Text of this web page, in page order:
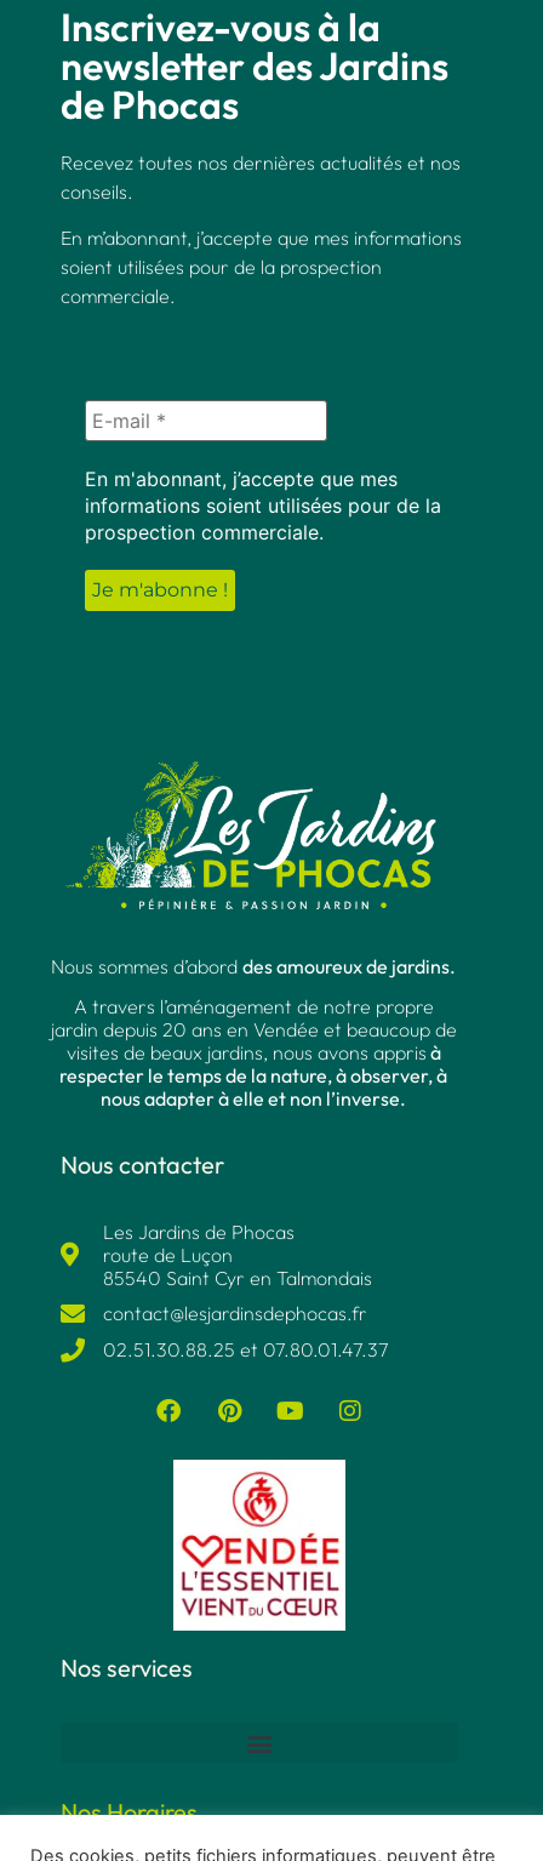
Inscrivez-vous à la
newsletter des Jardins
de Phocas
Recevez toutes nos dernières actualités et nos
conseils.
En m’abonnant, j’accepte que mes informations
soient utilisées pour de la prospection
commerciale.
En m'abonnant, j’accepte que mes
informations soient utilisées pour de la
prospection commerciale.
Nous sommes d’abord des amoureux de jardins.
A travers l’aménagement de notre propre
jardin depuis 20 ans en Vendée et beaucoup de
visites de beaux jardins, nous avons appris à
respecter le temps de la nature, à observer, à
nous adapter à elle et non l’inverse.
Nous contacter
Les Jardins de Phocas
route de Luçon
85540 Saint Cyr en Talmondais
contact@lesjardinsdephocas.fr​
02.51.30.88.25 et 07.80.01.47.37​
Nos services
Nos Horaires
Des cookies, petits fichiers informatiques, peuvent être